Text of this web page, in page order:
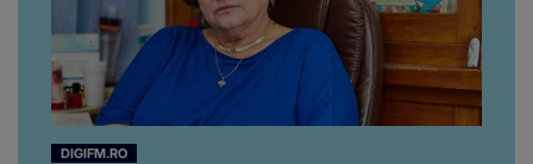
DIGIFM.RO